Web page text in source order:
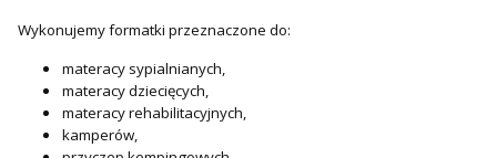
Wykonujemy formatki przeznaczone do:
materacy sypialnianych,
materacy dziecięcych,
materacy rehabilitacyjnych,
kamperów,